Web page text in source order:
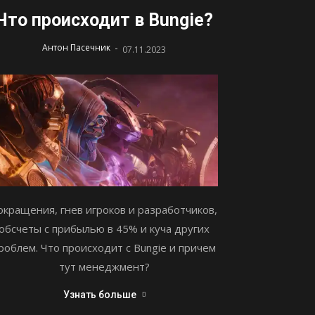
происходит в Bungie?
Антон Пасечник - 07.11.2023
гнев игроков и разработчиков,
с прибылью в 45% и куча других
Что происходит с Bungie и причем
тут менеджмент?
Узнать больше